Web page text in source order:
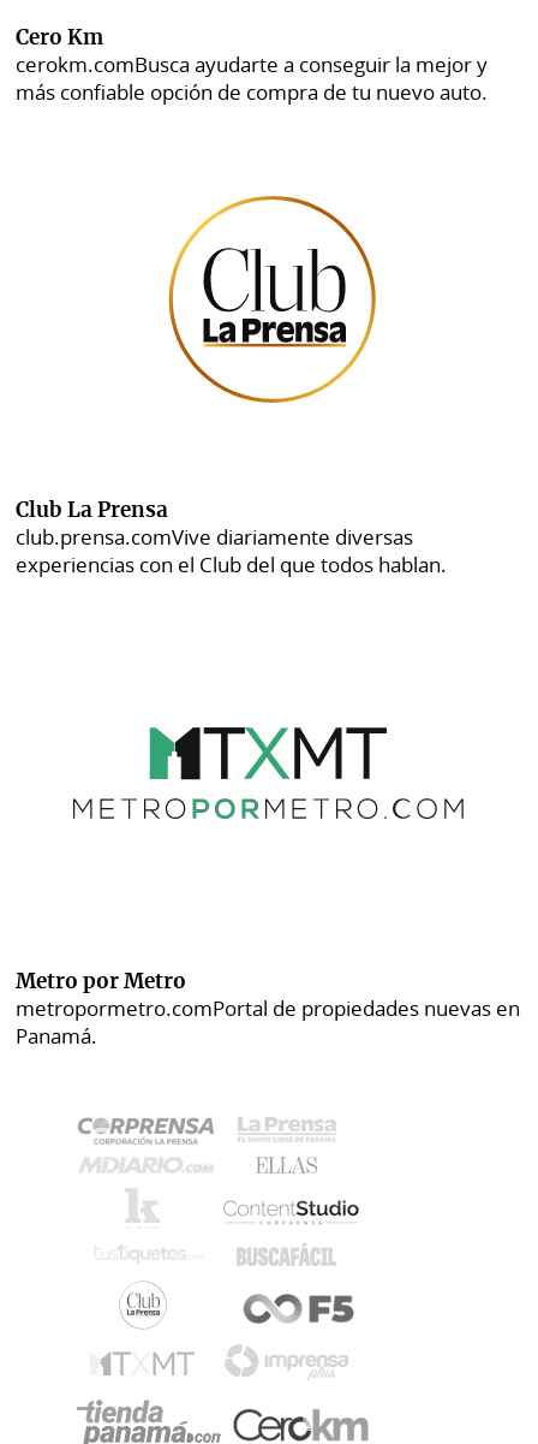
Cero Km
cerokm.comBusca ayudarte a conseguir la mejor y
más confiable opción de compra de tu nuevo auto.
Club La Prensa
club.prensa.comVive diariamente diversas
experiencias con el Club del que todos hablan.
Metro por Metro
metropormetro.comPortal de propiedades nuevas en
Panamá.